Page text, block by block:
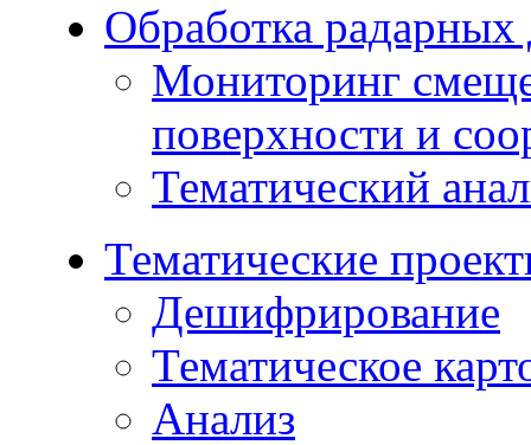
Обработка
Мониторинг
поверхности и
Тематический
Тематические
Дешифрирование
Тематическое
Анализ